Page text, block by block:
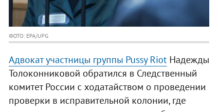
ФОТО: EPA/UPG
Адвокат участницы группы Pussy RiotНадежды
Толоконниковой обратился в Следственный
комитет России с ходатайством о проведении
проверки в исправительной колонии, где